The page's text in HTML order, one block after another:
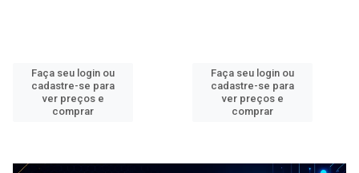
Faça seu login ou
cadastre-se para
ver preços e
comprar
Faça seu login ou
cadastre-se para
ver preços e
comprar